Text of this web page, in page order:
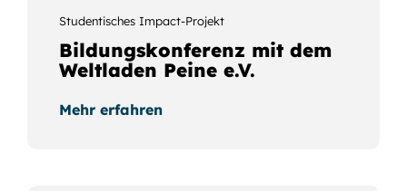
Studentisches Impact-Projekt
Bildungskonferenz mit dem
Weltladen Peine e.V.
Mehr erfahren